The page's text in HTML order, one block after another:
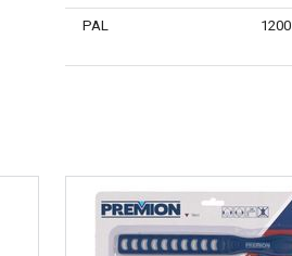
PAL 1200